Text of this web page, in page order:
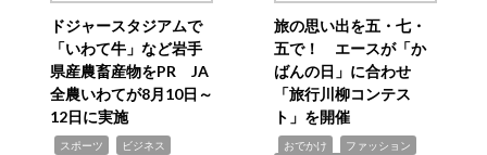
ドジャースタジアムで
「いわて牛」など岩手
県産農畜産物をPR JA
全農いわてが8月10日～
12日に実施
スポーツ ビジネス
旅の思い出を五・七・
五で！ エースが「か
ばんの日」に合わせ
「旅行川柳コンテス
ト」を開催
おでかけ ファッション